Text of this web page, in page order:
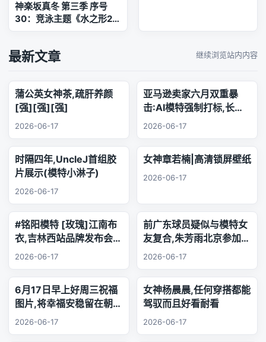
神楽坂真冬 第三季 序号
30：竞泳主题《水之形2》
[150P2V-850MB]内衣,
美腿, 美足, 黑丝
最新文章 继续浏览站内内容
蒲公英女神茶,疏肝养颜
[强][强][强]
2026-06-17
亚马逊卖家六月双重暴
击:AI模特强制打标,长标
题时代正式终结
2026-06-17
时隔四年,UncleJ首组胶
片展示(模特小淋子)
2026-06-17
女神章若楠|高清锁屏壁纸
2026-06-17
#铭阳模特 [玫瑰]江南布
衣,吉林西站品牌发布会..
乐器演奏
2026-06-17
前广东球员疑似与模特女
友复合,朱芳雨北京参加品
牌活动,王少杰韩国游玩
2026-06-17
6月17日早上好周三祝福
图片,将幸福安稳留在朝夕
身旁,把珍贵友谊珍藏心
2026-06-17
女神杨晨晨,任何穿搭都能
驾驭而且好看耐看
2026-06-17